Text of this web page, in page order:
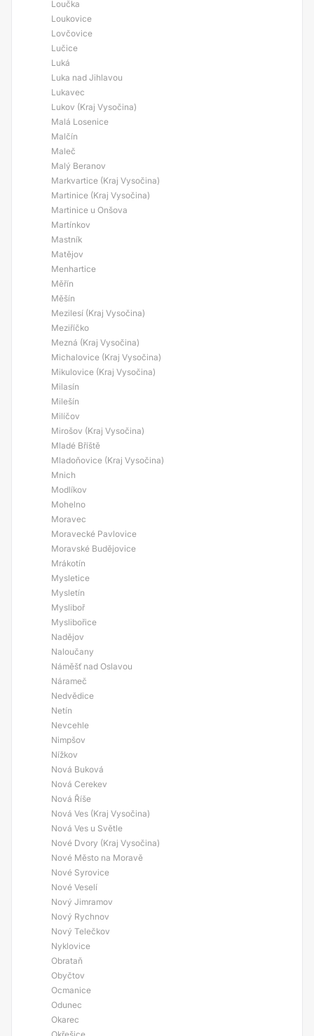
Loučka
Loukovice
Lovčovice
Lučice
Luká
Luka nad Jihlavou
Lukavec
Lukov (Kraj Vysočina)
Malá Losenice
Malčín
Maleč
Malý Beranov
Markvartice (Kraj Vysočina)
Martinice (Kraj Vysočina)
Martinice u Onšova
Martínkov
Mastník
Matějov
Menhartice
Měřín
Měšín
Mezilesí (Kraj Vysočina)
Meziříčko
Mezná (Kraj Vysočina)
Michalovice (Kraj Vysočina)
Mikulovice (Kraj Vysočina)
Milasín
Milešín
Milíčov
Mirošov (Kraj Vysočina)
Mladé Bříště
Mladoňovice (Kraj Vysočina)
Mnich
Modlíkov
Mohelno
Moravec
Moravecké Pavlovice
Moravské Budějovice
Mrákotín
Mysletice
Mysletín
Mysliboř
Myslibořice
Nadějov
Naloučany
Náměšť nad Oslavou
Nárameč
Nedvědice
Netín
Nevcehle
Nimpšov
Nížkov
Nová Buková
Nová Cerekev
Nová Říše
Nová Ves (Kraj Vysočina)
Nová Ves u Světle
Nové Dvory (Kraj Vysočina)
Nové Město na Moravě
Nové Syrovice
Nové Veselí
Nový Jimramov
Nový Rychnov
Nový Telečkov
Nyklovice
Obrataň
Obyčtov
Ocmanice
Odunec
Okarec